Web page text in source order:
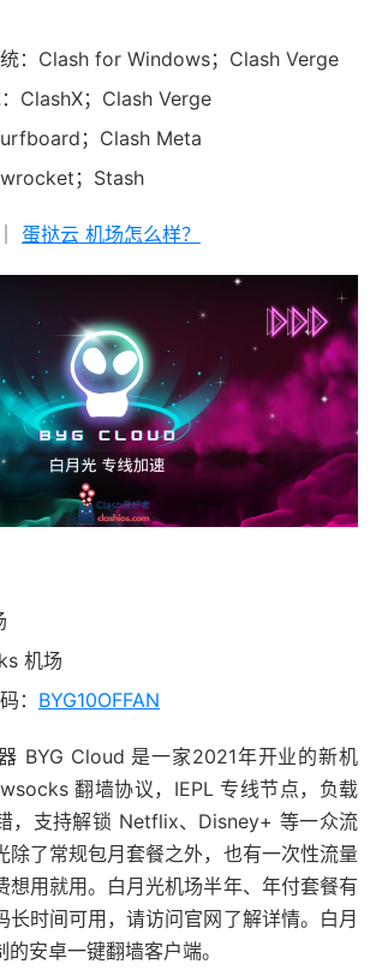
：Clash for Windows；Clash Verge
ClashX；Clash Verge
；Clash Meta
；Stash
蛋挞云 机场怎么样？
机场
： BYG10OFFAN
BYG Cloud 是一家2021年开业的新机
翻墙协议，IEPL 专线节点，负载
，支持解锁 Netflix、Disney+ 等一众流
除了常规包月套餐之外，也有一次性流量
想用就用。白月光机场半年、年付套餐有
长时间可用，请访问官网了解详情。白月
安卓一键翻墙客户端。